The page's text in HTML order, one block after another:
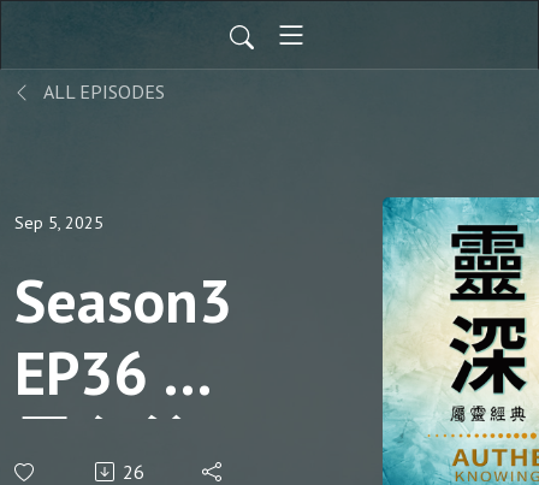
ALL EPISODES
Sep 5, 2025
Season3
EP36 忘
恩負義
26